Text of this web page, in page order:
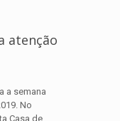
atenção
a semana
No
Casa de